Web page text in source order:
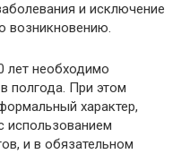
и исключение
возникновению.
лет необходимо
полгода. При этом
характер,
использованием
и в обязательном